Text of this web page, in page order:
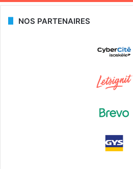
NOS PARTENAIRES